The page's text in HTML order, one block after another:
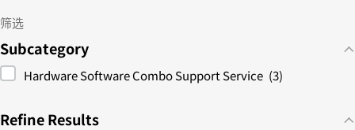
筛选
Subcategory
Hardware Software Combo Support Service (3)
Refine Results